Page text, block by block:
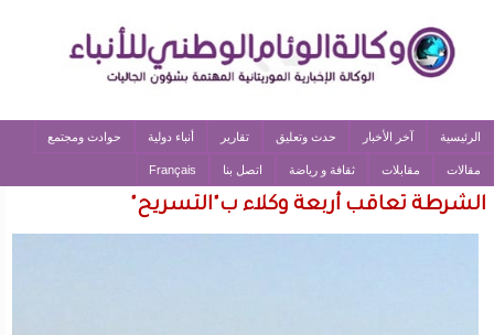
الرئيسية آخر الأخبار حدث وتعليق تقارير أنباء دولية حوادث ومجتمع
مقالات مقابلات ثقافة و رياضة اتصل بنا Français
الشرطة تعاقب أربعة وكلاء ب"التسريح"